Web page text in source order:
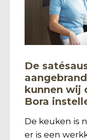
De
kunnen wij
Bora
De keuken is
er is een